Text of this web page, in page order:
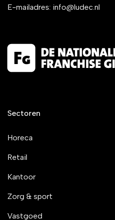
E-mailadres: info@ludec.nl
Sectoren
Horeca
Retail
Kantoor
Zorg & sport
Vastgoed